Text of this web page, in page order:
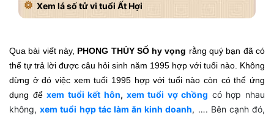
Xem lá số tử vi tuổi Ất Hợi
Qua bài viết này, PHONG THỦY SỐ hy vọng rằng quý bạn đã có
thể tự trả lời được câu hỏi sinh năm 1995 hợp với tuổi nào. Không
dừng ở đó việc xem tuổi 1995 hợp với tuổi nào còn có thể ứng
dụng đểxem tuổi kết hôn, xem tuổi vợ chồng có hợp nhau
không,xem tuổi hợp tác làm ăn kinh doanh, …. Bên cạnh đó,